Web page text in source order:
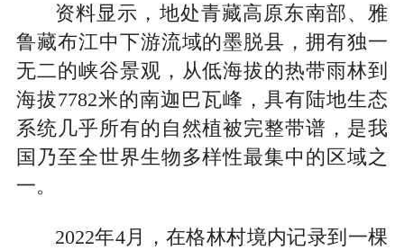
资料显示，地处青藏高原东南部、雅
鲁藏布江中下游流域的墨脱县，拥有独一
无二的峡谷景观，从低海拔的热带雨林到
海拔7782米的南迦巴瓦峰，具有陆地生态
系统几乎所有的自然植被完整带谱，是我
国乃至全世界生物多样性最集中的区域之
一。
2022年4月，在格林村境内记录到一棵